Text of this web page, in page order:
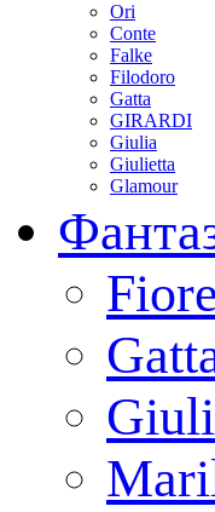
Ori
Conte
Falke
Filodoro
Gatta
GIRARDI
Giulia
Giulietta
Glamour
Fiore